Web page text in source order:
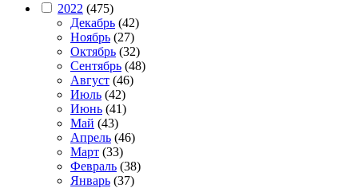
2022 (475)
Декабрь (42)
Ноябрь (27)
Октябрь (32)
Сентябрь (48)
Август (46)
Июль (42)
Июнь (41)
Май (43)
Апрель (46)
Март (33)
Февраль (38)
Январь (37)